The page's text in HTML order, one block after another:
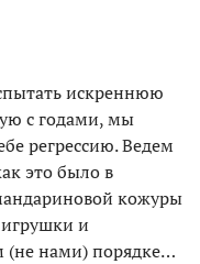
искреннюю
с годами, мы
регрессию. Ведем
это было в
кожуры
и
(не нами) порядке…